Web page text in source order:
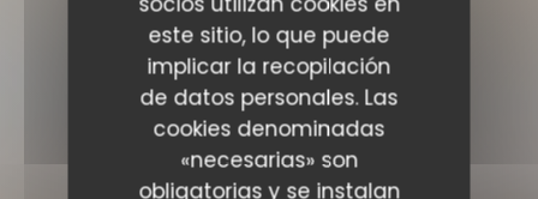
este sitio, lo que puede
implicar la recopilación
de datos personales. Las
cookies denominadas
«necesarias» son
obligatorias y se instalan